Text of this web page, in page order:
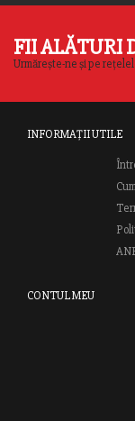
FII ALĂTURI
Urmărește-ne și pe
INFORMAȚII UTILE
CONTUL MEU